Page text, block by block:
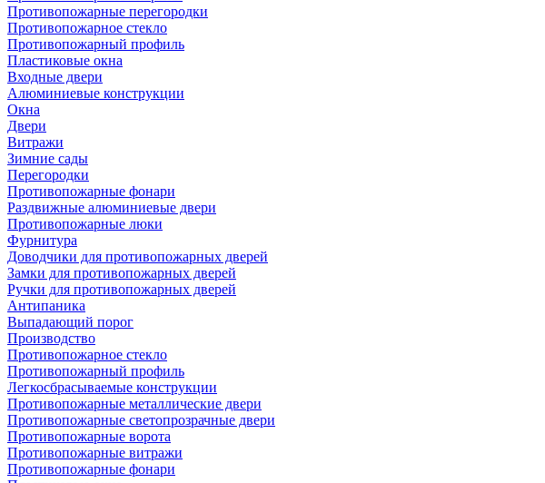
Противопожарные перегородки
Противопожарное стекло
Противопожарный профиль
Пластиковые окна
Входные двери
Алюминиевые конструкции
Окна
Двери
Витражи
Зимние сады
Перегородки
Противопожарные фонари
Раздвижные алюминиевые двери
Противопожарные люки
Фурнитура
Доводчики для противопожарных дверей
Замки для противопожарных дверей
Ручки для противопожарных дверей
Антипаника
Выпадающий порог
Производство
Противопожарное стекло
Противопожарный профиль
Легкосбрасываемые конструкции
Противопожарные металлические двери
Противопожарные светопрозрачные двери
Противопожарные ворота
Противопожарные витражи
Противопожарные фонари